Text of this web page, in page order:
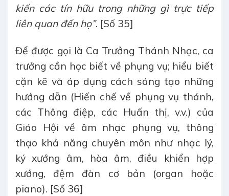
kiến các tín hữu trong những gì trực tiếp
liên quan đến họ”. [Số 35]
Để được gọi là Ca Trưởng Thánh Nhạc, ca
trưởng cần học biết về phụng vụ; hiểu biết
cặn kẽ và áp dụng cách sáng tạo những
hướng dẫn (Hiến chế về phụng vụ thánh,
các Thông điệp, các Huấn thị, v.v.) của
Giáo Hội về âm nhạc phụng vụ, thông
thạo khả năng chuyên môn như nhạc lý,
ký xướng âm, hòa âm, điều khiển hợp
xướng, đệm đàn cơ bản (organ hoặc
piano). [Số 36]